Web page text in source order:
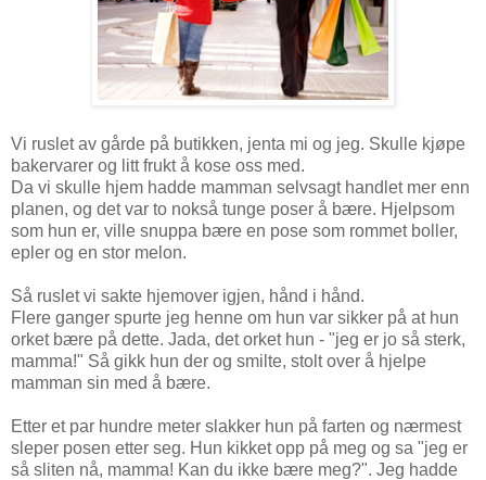
Vi ruslet av gårde på butikken, jenta mi og jeg. Skulle kjøpe
bakervarer og litt frukt å kose oss med.
Da vi skulle hjem hadde mamman selvsagt handlet mer enn
planen, og det var to nokså tunge poser å bære. Hjelpsom
som hun er, ville snuppa bære en pose som rommet boller,
epler og en stor melon.
Så ruslet vi sakte hjemover igjen, hånd i hånd.
Flere ganger spurte jeg henne om hun var sikker på at hun
orket bære på dette. Jada, det orket hun - "jeg er jo så sterk,
mamma!" Så gikk hun der og smilte, stolt over å hjelpe
mamman sin med å bære.
Etter et par hundre meter slakker hun på farten og nærmest
sleper posen etter seg. Hun kikket opp på meg og sa "jeg er
så sliten nå, mamma! Kan du ikke bære meg?". Jeg hadde